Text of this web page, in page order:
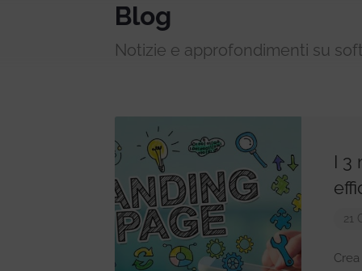
Blog
Notizie e approfondimenti su
I 3
21